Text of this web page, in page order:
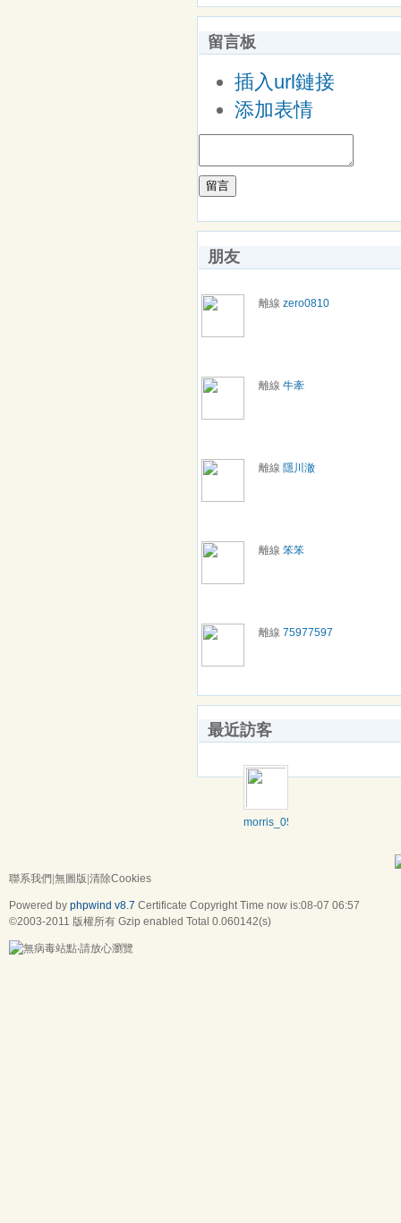
留言板
插入url鏈接
添加表情
留言
朋友
離線 zero0810
離線 牛牽
離線 隱川澈
離線 笨笨
離線 75977597
最近訪客
morris_0502
聯系我們 無圖版 清除Cookies
Powered by phpwind v8.7 Certificate Copyright Time now is:08-07 06:57
©2003-2011 版權所有 Gzip enabled Total 0.060142(s)